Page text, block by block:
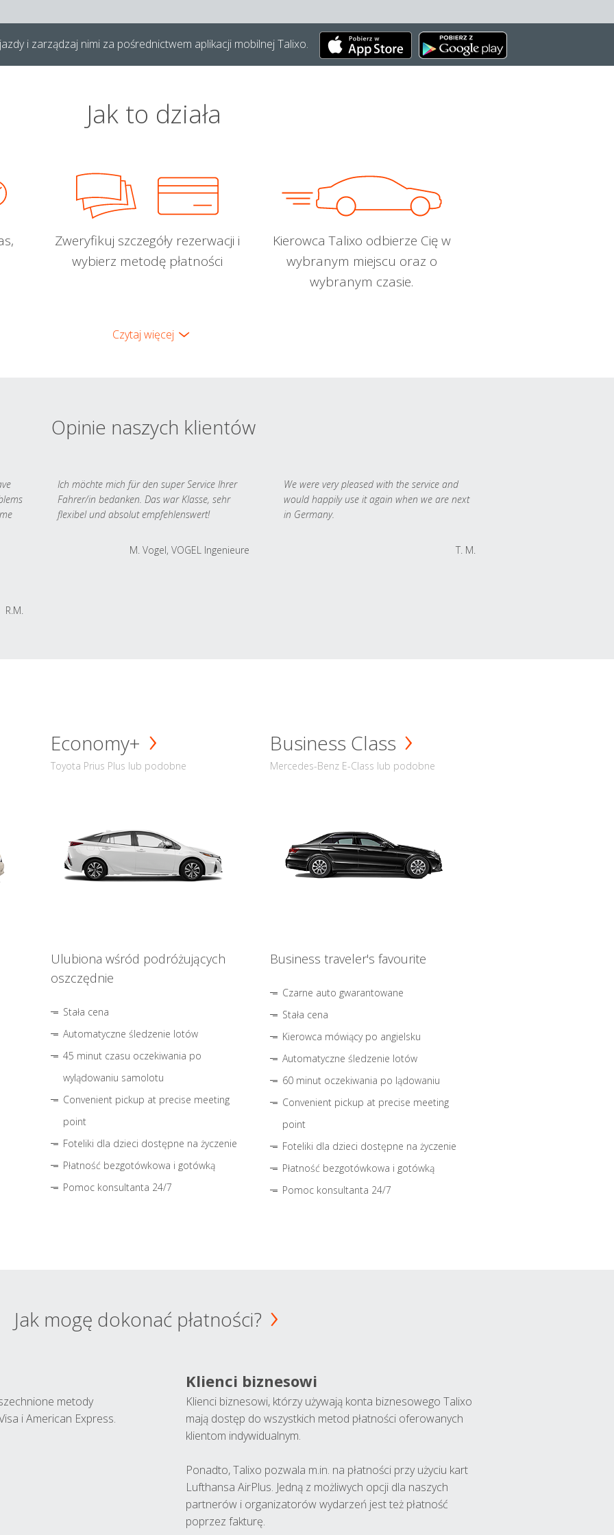
i zarządzaj nimi za pośrednictwem aplikacji mobilnej Talixo.
Jak to działa
Zweryfikuj szczegóły rezerwacji i
wybierz metodę płatności
Kierowca Talixo odbierze Cię w
wybranym miejscu oraz o
wybranym czasie.
Czytaj więcej
Opinie naszych klientów
R.M.
Ich möchte mich für den super Service Ihrer
Fahrer/in bedanken. Das war Klasse, sehr
flexibel und absolut empfehlenswert!
M. Vogel, VOGEL Ingenieure
We were very pleased with the service and
would happily use it again when we are next
in Germany.
T. M.
Economy+
Toyota Prius Plus lub podobne
Ulubiona wśród podróżujących
oszczędnie
Stała cena
Automatyczne śledzenie lotów
45 minut czasu oczekiwania po
wylądowaniu samolotu
Convenient pickup at precise meeting
point
Foteliki dla dzieci dostępne na życzenie
Płatność bezgotówkowa i gotówką
Pomoc konsultanta 24/7
Business Class
Mercedes-Benz E-Class lub podobne
Business traveler's favourite
Czarne auto gwarantowane
Stała cena
Kierowca mówiący po angielsku
Automatyczne śledzenie lotów
60 minut oczekiwania po lądowaniu
Convenient pickup at precise meeting
point
Foteliki dla dzieci dostępne na życzenie
Płatność bezgotówkowa i gotówką
Pomoc konsultanta 24/7
Jak mogę dokonać płatności?
metody
i American Express.
Klienci biznesowi
Klienci biznesowi, którzy używają konta biznesowego Talixo
mają dostęp do wszystkich metod płatności oferowanych
klientom indywidualnym.
Ponadto, Talixo pozwala m.in. na płatności przy użyciu kart
Lufthansa AirPlus. Jedną z możliwych opcji dla naszych
partnerów i organizatorów wydarzeń jest też płatność
poprzez fakturę.